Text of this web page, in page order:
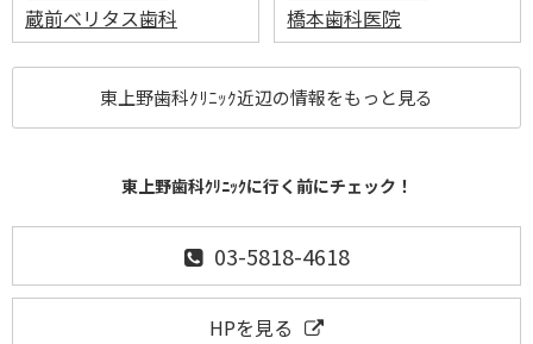
蔵前ベリタス歯科 橋本歯科医院
東上野歯科ｸﾘﾆｯｸ近辺の情報をもっと見る
東上野歯科ｸﾘﾆｯｸに行く前にチェック！
03-5818-4618
HPを見る